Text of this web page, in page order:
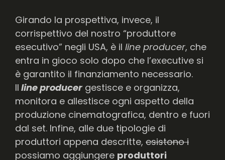
Girando la prospettiva, invece, il
corrispettivo del nostro “produttore
esecutivo” negli USA, è il line producer, che
entra in gioco solo dopo che l’executive si
è garantito il finanziamento necessario.
Il line producer gestisce e organizza,
monitora e allestisce ogni aspetto della
produzione cinematografica, dentro e fuori
dal set. Infine, alle due tipologie di
produttori appena descritte, esistono i
possiamo aggiungere produttori